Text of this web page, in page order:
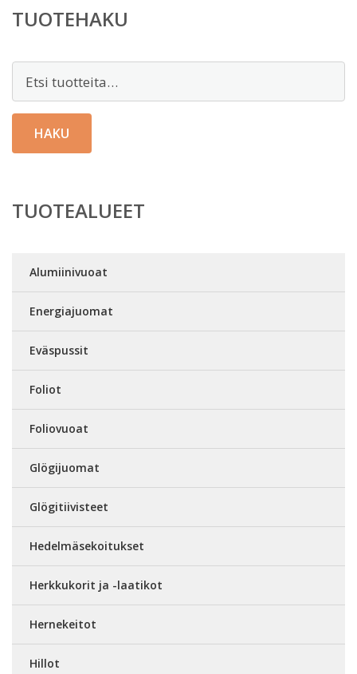
TUOTEHAKU
HAKU
TUOTEALUEET
Alumiinivuoat
Energiajuomat
Eväspussit
Foliot
Foliovuoat
Glögijuomat
Glögitiivisteet
Hedelmäsekoitukset
Herkkukorit ja -laatikot
Hernekeitot
Hillot